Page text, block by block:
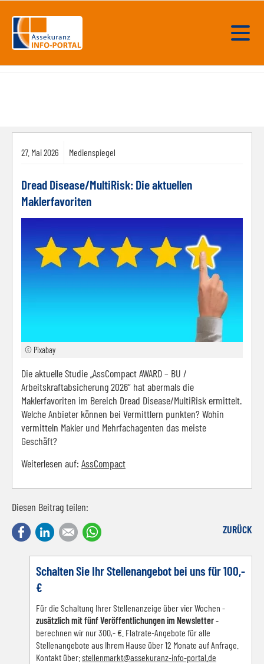
27. Mai2026 Medienspiegel
Dread Disease/MultiRisk: Die aktuellen
Maklerfavoriten
© Pixabay
Die aktuelle Studie „AssCompact AWARD – BU /
Arbeitskraftabsicherung 2026“ hat abermals die
Maklerfavoriten im Bereich Dread Disease/MultiRisk ermittelt.
Welche Anbieter können bei Vermittlern punkten? Wohin
vermitteln Makler und Mehrfachagenten das meiste
Geschäft?
Weiterlesen auf: AssCompact
Diesen Beitrag teilen:
FacebookLinkedInE-mail ZURÜCK
Schalten Sie Ihr Stellenangebot bei uns für 100,-
€
Für die Schaltung Ihrer Stellenanzeige über vier Wochen -
zusätzlich mit fünf Veröffentlichungen im Newsletter-
berechnen wir nur 300,- €. Flatrate-Angebote für alle
Stellenangebote aus Ihrem Hause über 12 Monate auf Anfrage.
Kontakt über:stellenmarkt@assekuranz-info-portal.de